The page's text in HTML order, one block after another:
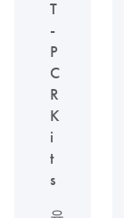
T
-
P
C
R
K
i
t
s